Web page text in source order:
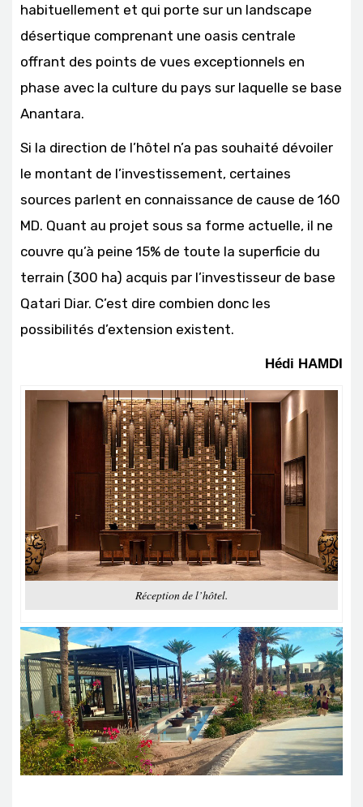
habituellement et qui porte sur un landscape
désertique comprenant une oasis centrale
offrant des points de vues exceptionnels en
phase avec la culture du pays sur laquelle se base
Anantara.
Si la direction de l’hôtel n’a pas souhaité dévoiler
le montant de l’investissement, certaines
sources parlent en connaissance de cause de 160
MD. Quant au projet sous sa forme actuelle, il ne
couvre qu’à peine 15% de toute la superficie du
terrain (300 ha) acquis par l’investisseur de base
Qatari Diar. C’est dire combien donc les
possibilités d’extension existent.
Hédi HAMDI
Réception de l’hôtel.